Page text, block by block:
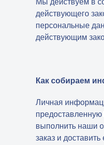
Мы действуем в
действующего
персональные
действующим
Как собираем
Личная
выполнить наши
заказ и